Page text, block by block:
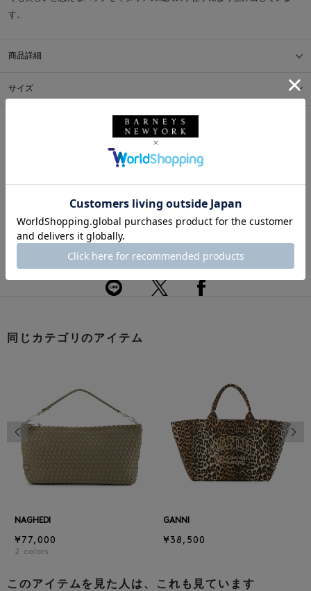
す。
商品詳細
サイズ
サイズガイドをご覧ください。
返品・交換について
このアイテムをシェアする
同じカテゴリのアイテム
NAGHEDI
¥77,000
2 colors
GANNI
¥38,500
前の画像
このアイテムを見た人は、これも見ています